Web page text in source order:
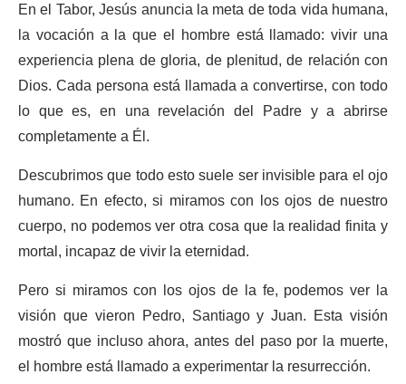
En el Tabor, Jesús anuncia la meta de toda vida humana,
la vocación a la que el hombre está llamado: vivir una
experiencia plena de gloria, de plenitud, de relación con
Dios. Cada persona está llamada a convertirse, con todo
lo que es, en una revelación del Padre y a abrirse
completamente a Él.
Descubrimos que todo esto suele ser invisible para el ojo
humano. En efecto, si miramos con los ojos de nuestro
cuerpo, no podemos ver otra cosa que la realidad finita y
mortal, incapaz de vivir la eternidad.
Pero si miramos con los ojos de la fe, podemos ver la
visión que vieron Pedro, Santiago y Juan. Esta visión
mostró que incluso ahora, antes del paso por la muerte,
el hombre está llamado a experimentar la resurrección.